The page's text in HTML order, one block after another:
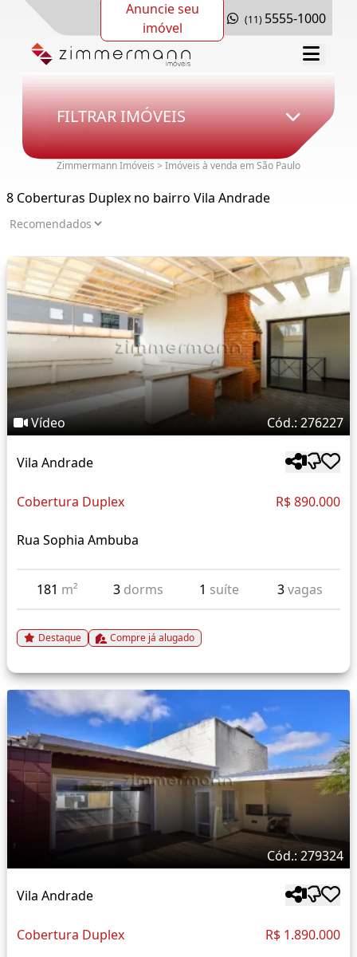
Anuncie seu
imóvel
(11) 5555-1000
FILTRAR IMÓVEIS
Zimmermann Imóveis > Imóveis à venda em São Paulo
8 Coberturas Duplex no bairro Vila Andrade
Vídeo Cód.: 276227
Vila Andrade
Cobertura Duplex R$ 890.000
Rua Sophia Ambuba
181 m² 3 dorms 1 suíte 3vagas
Destaque Compre já alugado
Cód.: 279324
Vila Andrade
Cobertura Duplex R$ 1.890.000